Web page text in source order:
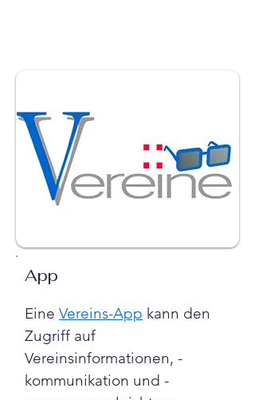
App
Eine Vereins-App kann den
Zugriff auf
Vereinsinformationen, -
kommunikation und -